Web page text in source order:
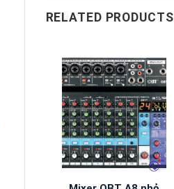
RELATED PRODUCTS